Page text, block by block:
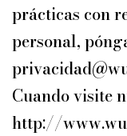
prácticas con
personal,
Cuando visite
http://